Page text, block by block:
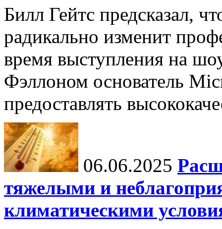
Билл Гейтс предсказал,
радикально изменит
время выступления на
Фэллоном основатель
предоставлять
06.06.2025
тяжелыми и
климатическими